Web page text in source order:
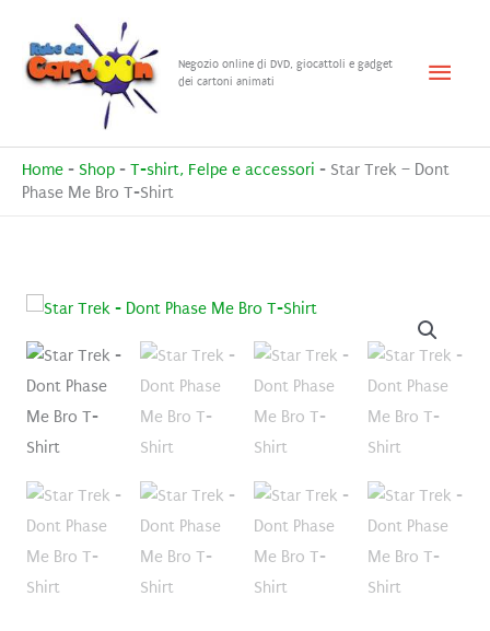
contenuto
Negozio online di DVD, giocattoli e gadget
dei cartoni animati
Menu
Home - Shop - T-shirt, Felpe e accessori - Star Trek – Dont
Phase Me Bro T-Shirt